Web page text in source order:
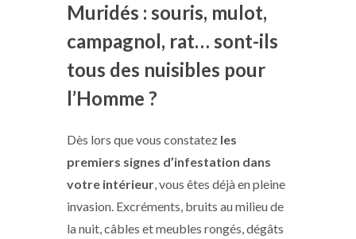
Muridés : souris, mulot,
campagnol, rat… sont-ils
tous des nuisibles pour
l’Homme ?
Dès lors que vous constatez les
premiers signes d’infestation dans
votre intérieur, vous êtes déjà en pleine
invasion. Excréments, bruits au milieu de
la nuit, câbles et meubles rongés, dégâts